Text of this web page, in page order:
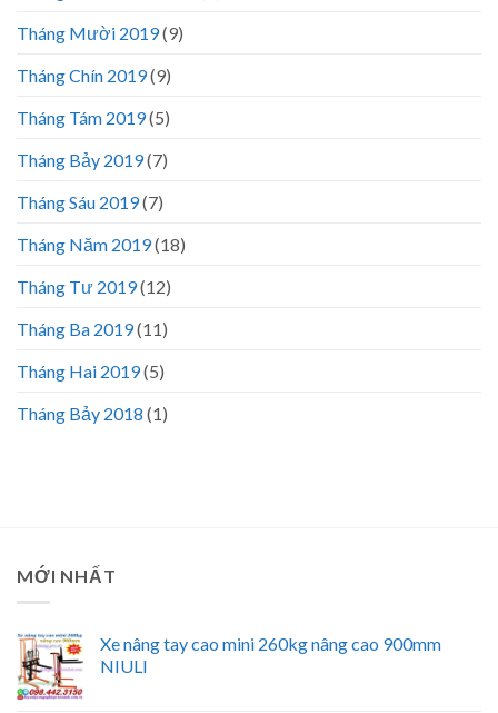
Tháng Mười 2019(9)
Tháng Chín 2019(9)
Tháng Tám 2019(5)
Tháng Bảy 2019(7)
Tháng Sáu 2019(7)
Tháng Năm 2019(18)
Tháng Tư 2019(12)
Tháng Ba 2019(11)
Tháng Hai 2019(5)
Tháng Bảy 2018 (1)
MỚI NHẤT
Xe nâng tay cao mini 260kg nâng cao 900mm
NIULI